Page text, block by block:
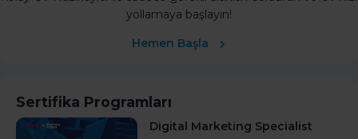
yollamaya başlayın!
Hemen Başla
Sertifika Programları
Digital Marketing Specialist